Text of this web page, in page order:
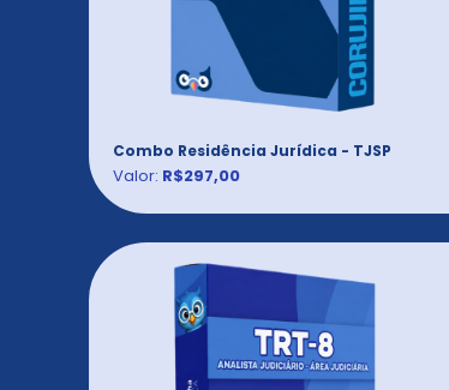
Combo Residência Jurídica - TJSP
Valor: R$297,00